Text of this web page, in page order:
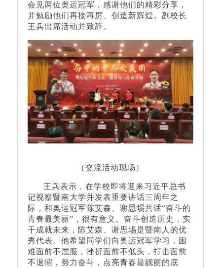
会见两位奥运冠军，感谢他们的精彩分享，
并勉励他们再接再厉、创造新辉煌。副校长
王兵出席活动并致辞。
（交流活动现场）
王兵表示，在学校即将迎来习近平总书
记视察暨南大学并发表重要讲话三周年之
际，和奥运冠军陈艾森、谢思埸共话“奋斗的
青春最美丽”，很有意义。奋斗创造历史，实
干成就未来，陈艾森、谢思埸是暨南人的优
秀代表。他希望同学们向奥运冠军学习，困
难面前不屈服，挫折面前不低头，打击面前
不退缩，努力奋斗，点亮青春最靓丽的底